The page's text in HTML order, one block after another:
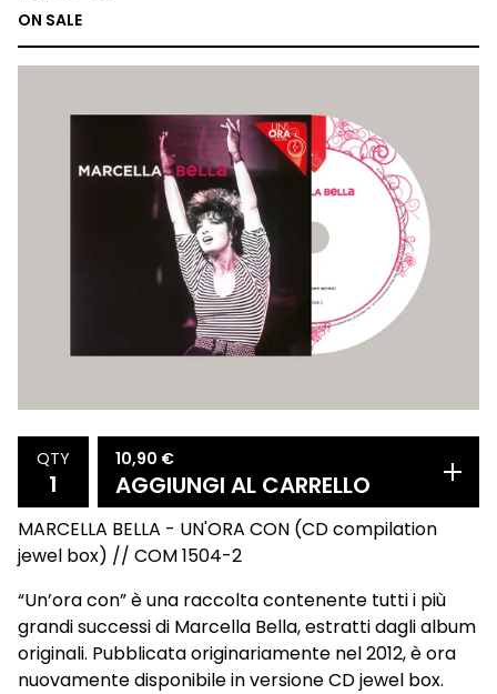
ON SALE
QTY 10,90 €
AGGIUNGI AL CARRELLO
MARCELLA BELLA - UN'ORA CON (CD compilation
jewel box) // COM 1504-2
“Un’ora con” è una raccolta contenente tutti i più
grandi successi di Marcella Bella, estratti dagli album
originali. Pubblicata originariamente nel 2012, è ora
nuovamente disponibile in versione CD jewel box.